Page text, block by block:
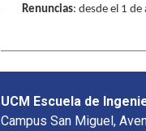
Renuncias: desde el 1
UCM Escuela de
Campus San Miguel,